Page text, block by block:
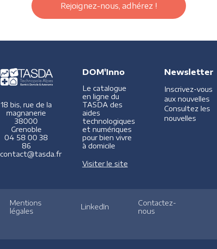
Rejoignez-nous, adhérez !
18 bis, rue de la
magnanerie
38000
Grenoble
04 58 00 38
86
contact@tasda.fr
DOM'Inno
Le catalogue
en ligne du
TASDA des
aides
technologiques
et numériques
pour bien vivre
à domicile
Visiter le site
Newsletter
Inscrivez-vous
aux nouvelles
Consultez les
nouvelles
Mentions
légales
LinkedIn
Contactez-
nous